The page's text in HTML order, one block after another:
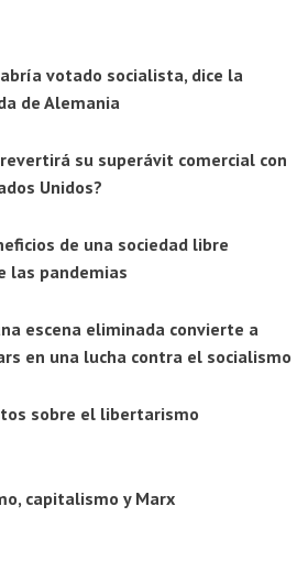
votado socialista, dice la
de Alemania
revertirá su superávit comercial con
Unidos?
de una sociedad libre
las pandemias
escena eliminada convierte a
en una lucha contra el socialismo
sobre el libertarismo
capitalismo y Marx